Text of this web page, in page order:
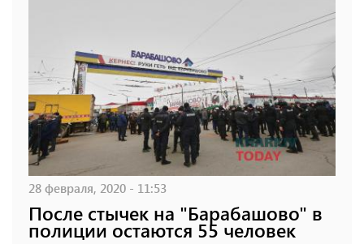
28 февраля, 2020 - 11:53
После стычек на "Барабашово" в
полиции остаются 55 человек